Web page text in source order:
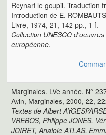
Reynart le goupil. Traduction
Introduction de E.
Livre, 1974, 21, 142 pp., 1 f.
Collection UNESCO
européenne.
Marginales. LVe année. N°
Avin, Marginales, 2000, 22,
Textes de Albert
VREBOS, Philippe JONES,
JOIRET, Anatole ATLAS,